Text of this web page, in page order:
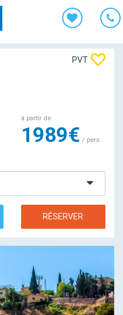
PVT
à partir de
1989€ / pers
RÉSERVER